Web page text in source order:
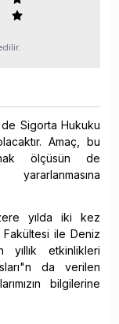
Sigorta Hukuku
Amaç, bu
ölçüsün de
yılda iki kez
ile Deniz
yıllık etkinlikleri
da verilen
bilgilerine